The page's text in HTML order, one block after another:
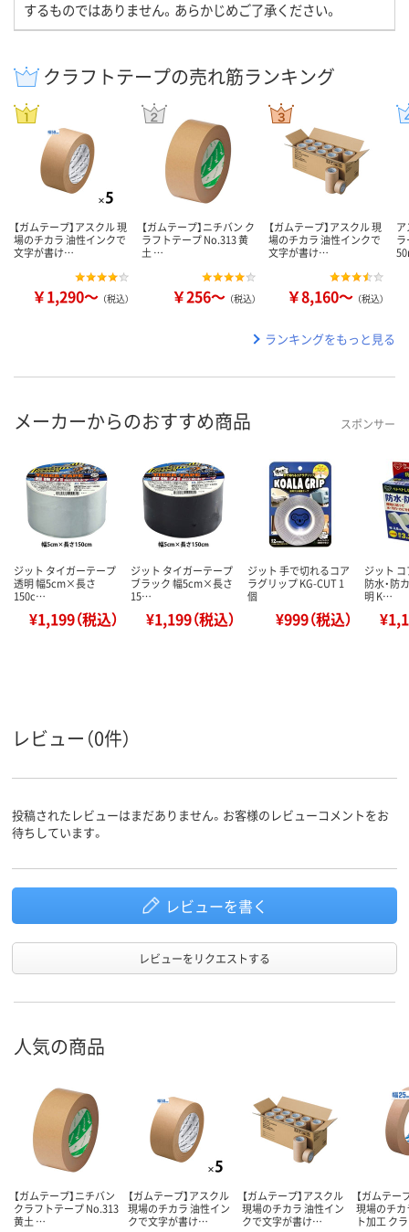
するものではありません。あらかじめご了承ください。
クラフトテープの売れ筋ランキング
【ガムテープ】アスクル 現
場のチカラ 油性インクで
文字が書け…
￥1,290～ （税込）
【ガムテープ】ニチバン ク
ラフトテープ No.313 黄
土 …
￥256～ （税込）
【ガムテープ】アスクル 現
場のチカラ 油性インクで
文字が書け…
￥8,160～ （税込）
ランキングをもっと見る
メーカーからのおすすめ商品 スポンサー
ジット タイガーテープ
透明 幅5cm×長さ
150c…
¥1,199（税込）
ジット タイガーテープ
ブラック 幅5cm×長さ
15…
¥1,199（税込）
ジット 手で切れるコア
ラグリップ KG-CUT 1
個
¥999（税込）
ジット
防水・防
明 K…
レビュー（0件）
投稿されたレビューはまだありません。お客様のレビューコメントをお
待ちしています。
レビューを書く
レビューをリクエストする
人気の商品
【ガムテープ】ニチバン
クラフトテープ No.313
黄土 …
【ガムテープ】アスクル
現場のチカラ 油性イン
クで文字が書け…
【ガムテープ】アスクル
現場のチカラ 油性イン
クで文字が書け…
【ガムテー
現場のチ
ト加工 ク